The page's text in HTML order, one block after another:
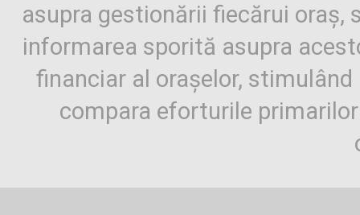
asupra gestionării fiecărui oraș,
informarea sporită asupra
financiar al orașelor,
compara eforturile